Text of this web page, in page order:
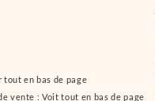
en bas de page
vente : Voit tout en bas de page